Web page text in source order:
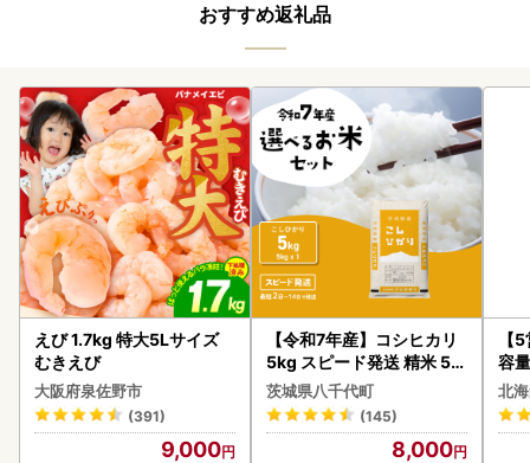
おすすめ返礼品
えび 1.7kg 特大5Lサイズ
むきえび
大阪府泉佐野市
(391)
9,000
【令和7年産】コシヒカリ
5kg スピード発送 精米 5k
g x 1袋 白米 茨城県 八千代
町
茨城県八千代町
(145)
8,000
【
容
あ
ー
058
北